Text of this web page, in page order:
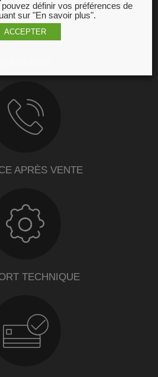
APRÈS VENTE
TECHNIQUE
définir vos préférences de
sur "En savoir plus".
ACCEPTER